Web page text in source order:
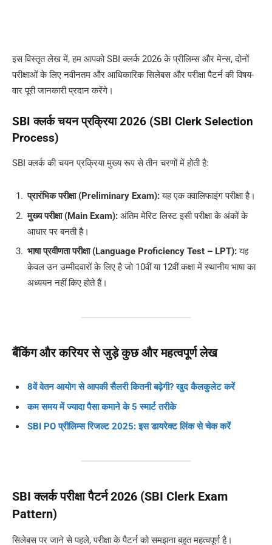
इस विस्तृत लेख में, हम आपको SBI क्लर्क 2026 के प्रीलिम्स और मेन्स, दोनों
परीक्षाओं के लिए नवीनतम और आधिकारिक सिलेबस और परीक्षा पैटर्न की विषय-
वार पूरी जानकारी प्रदान करेंगे।
SBI क्लर्क चयन प्रक्रिया 2026 (SBI Clerk Selection
Process)
SBI क्लर्क की चयन प्रक्रिया मुख्य रूप से तीन चरणों में होती है:
प्रारंभिक परीक्षा (Preliminary Exam):यह एक क्वालिफाइंग परीक्षा है।
मुख्य परीक्षा (Main Exam): अंतिम मेरिट लिस्ट इसी परीक्षा के अंकों के
आधार पर बनती है।
भाषा प्रवीणता परीक्षा (Language Proficiency Test – LPT):यह
केवल उन उम्मीदवारों के लिए है जो 10वीं या 12वीं कक्षा में स्थानीय भाषा का
अध्ययन नहीं किए होते हैं।
बैंकिंग और करियर से जुड़े कुछ और महत्वपूर्ण लेख
8वें वेतन आयोग से आपकी सैलरी कितनी बढ़ेगी? खुद कैलकुलेट करें
कम समय में ज्यादा पैसा कमाने के 5 स्मार्ट तरीके
SBI PO प्रीलिम्स रिजल्ट 2025: इस डायरेक्ट लिंक से चेक करें
SBI क्लर्क परीक्षा पैटर्न 2026 (SBI Clerk Exam
Pattern)
सिलेबस पर जाने से पहले, परीक्षा के पैटर्न को समझना बहुत महत्वपूर्ण है।